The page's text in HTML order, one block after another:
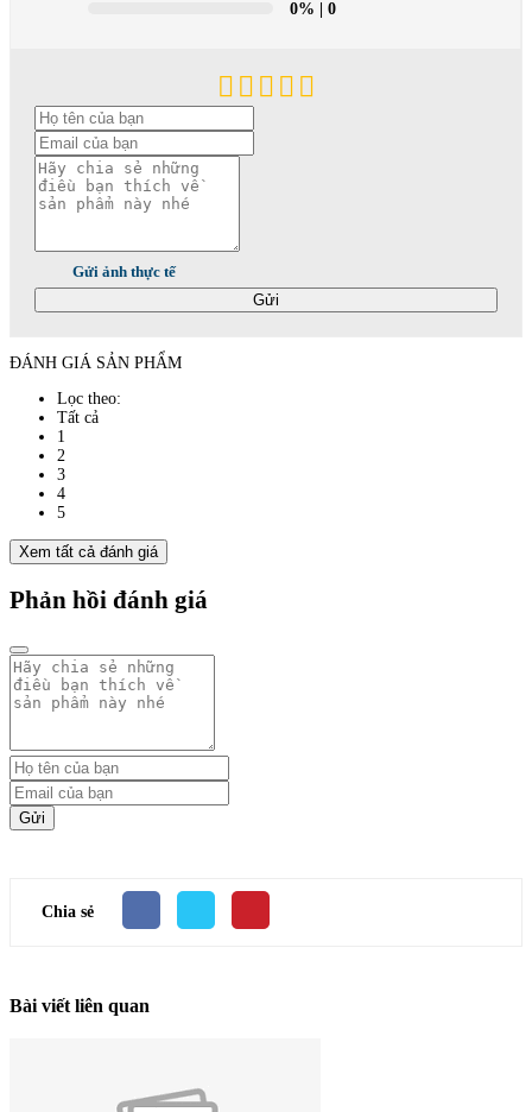
0% | 0
Gửi ảnh thực tế
Gửi
ĐÁNH GIÁ SẢN PHẨM
Lọc theo:
Tất cả
1
2
3
4
5
Xem tất cả đánh giá
Phản hồi đánh giá
Gửi
Chia sẻ
Bài viết liên quan